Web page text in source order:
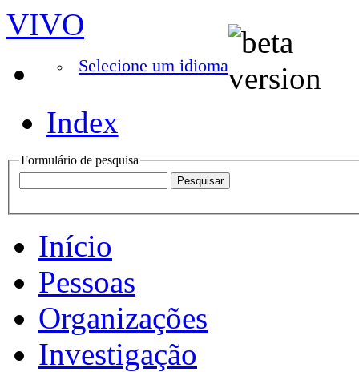
VIVO
Selecione um idioma
Index
Formulário de pesquisa
Início
Pessoas
Organizações
Investigação